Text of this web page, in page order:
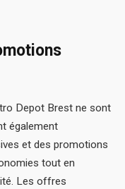
Depot Brest ne sont
également
et des promotions
tout en
Les offres